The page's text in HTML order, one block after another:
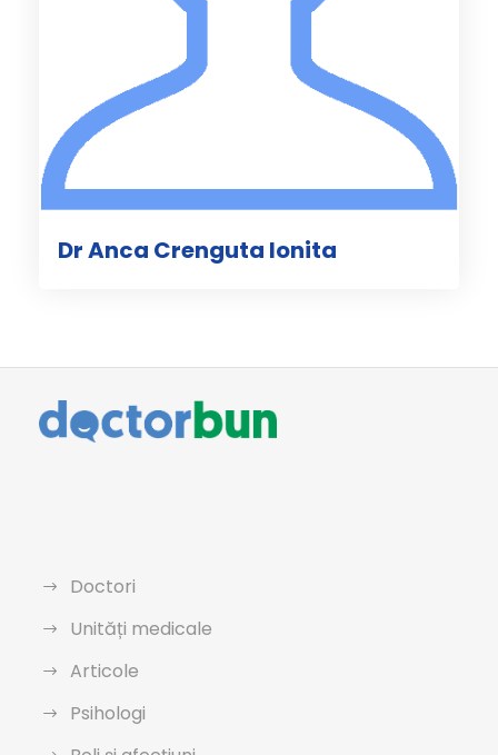
Dr Anca Crenguta Ionita
Doctori
Unități medicale
Articole
Psihologi